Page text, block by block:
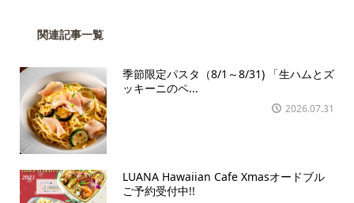
関連記事一覧
季節限定パスタ（8/1～8/31) 「生ハムとズ
ッキーニのペ...
2026.07.31
LUANA Hawaiian Cafe Xmasオードブル
ご予約受付中!!